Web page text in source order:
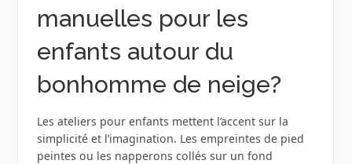
manuelles pour les
enfants autour du
bonhomme de neige?
Les ateliers pour enfants mettent l’accent sur la
simplicité et l’imagination. Les empreintes de pied
peintes ou les napperons collés sur un fond